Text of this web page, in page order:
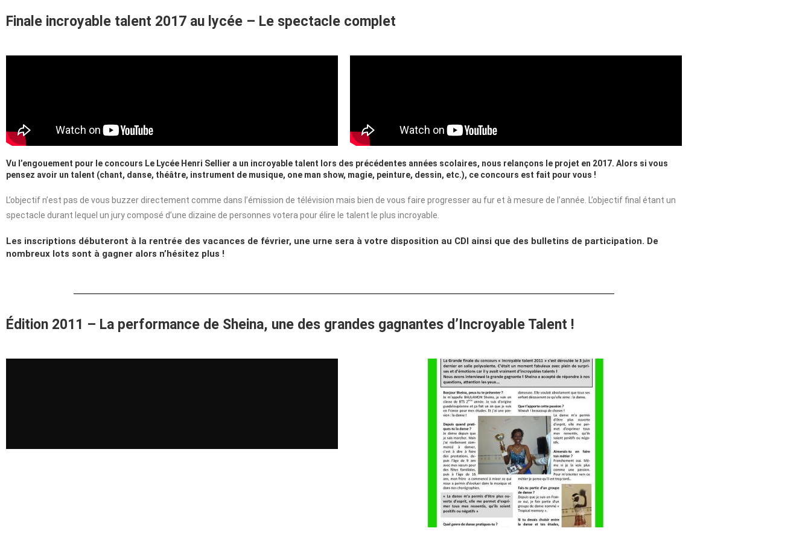
Finale incroyable talent 2017 au lycée – Le spectacle complet
Vu l’engouement pour le concours Le Lycée Henri Sellier a un incroyable talent lors des précédentes années scolaires, nous relançons le projet en 2017. Alors si vous
pensez avoir un talent (chant, danse, théâtre, instrument de musique, one man show, magie, peinture, dessin, etc.), ce concours est fait pour vous !
L’objectif n’est pas de vous buzzer directement comme dans l’émission de télévision mais bien de vous faire progresser au fur et à mesure de l’année. L’objectif final étant un
spectacle durant lequel un jury composé d’une dizaine de personnes votera pour élire le talent le plus incroyable.
Les inscriptions débuteront à la rentrée des vacances de février, une urne sera à votre disposition au CDI ainsi que des bulletins de participation. De
nombreux lots sont à gagner alors n’hésitez plus !
Édition 2011 – La performance de Sheina, une des grandes gagnantes d’Incroyable Talent !